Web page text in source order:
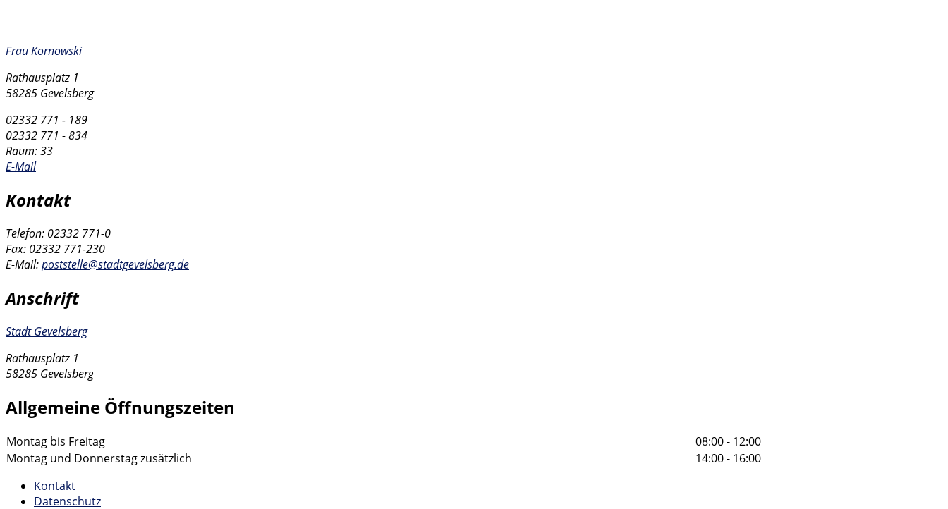
Frau Kornowski
Rathausplatz 1
58285 Gevelsberg
02332 771 - 189
02332 771 - 834
Raum: 33
E-Mail
Kontakt
Telefon: 02332 771-0
Fax: 02332 771-230
E-Mail:poststelle@stadtgevelsberg.de
Anschrift
Stadt Gevelsberg
Rathausplatz 1
58285 Gevelsberg
Allgemeine Öffnungszeiten
Montag bis Freitag
08:00 - 12:00
Montag und Donnerstag zusätzlich
14:00 - 16:00
Kontakt
Datenschutz